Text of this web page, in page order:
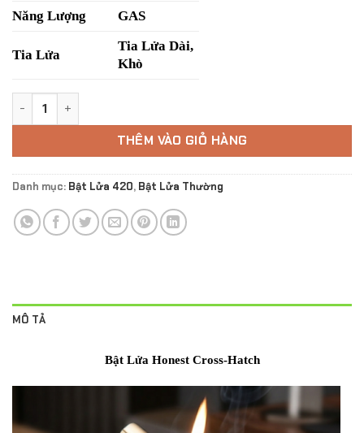
Năng Lượng
GAS
Tia Lửa
Tia Lửa Dài,
Khò
Bật Lửa Honest Cross-Hatch số lượng
THÊM VÀO GIỎ HÀNG
Danh mục: Bật Lửa 420, Bật Lửa Thường
MÔ TẢ
Bật Lửa Honest Cross-Hatch